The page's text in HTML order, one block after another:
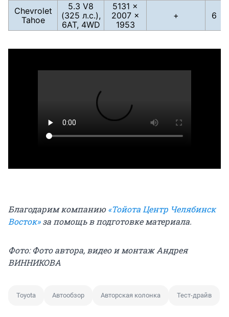
Chevrolet
Tahoe
5.3 V8
(325 л.с.),
6АТ, 4WD
5131 ×
2007 ×
1953
+ 6
Благодарим компанию«Тойота Центр Челябинск
Восток»за помощь в подготовке материала.
Фото: Фото автора, видео и монтаж Андрея
ВИННИКОВА
Toyota Автообзор Авторская колонка Тест-драйв